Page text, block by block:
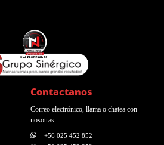
Contactanos
Correo electrónico, llama o chatea con
nosotras:
+56 025 452 852